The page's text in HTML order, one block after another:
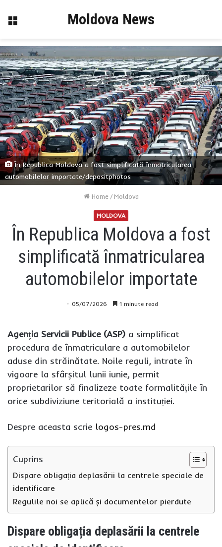
Menu Moldova News
În Republica Moldova a fost simplificată înmatricularea
automobilelor importate/depositphotos
Home / Moldova
MOLDOVA
În Republica Moldova a fost
simplificată înmatricularea
automobilelor importate
05/07/2026 1 minute read
Agenția Servicii Publice (ASP) a simplificat
procedura de înmatriculare a automobilelor
aduse din străinătate. Noile reguli, intrate în
vigoare la sfârșitul lunii iunie, permit
proprietarilor să finalizeze toate formalitățile în
orice subdiviziune teritorială a instituției.
Despre aceasta scrie logos-pres.md
Cuprins
Dispare obligația deplasării la centrele speciale de
identificare
Regulile noi se aplică și documentelor pierdute
Dispare obligația deplasării la centrele